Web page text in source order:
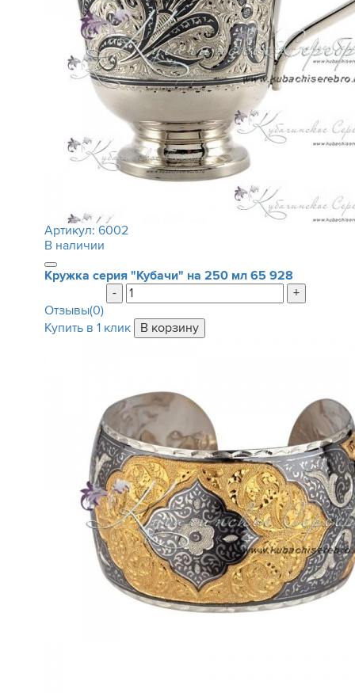
Артикул: 6002
В наличии
Кружка серия "Кубачи" на 250 мл 65 928
-
+
Отзывы(0)
Купить в 1 клик